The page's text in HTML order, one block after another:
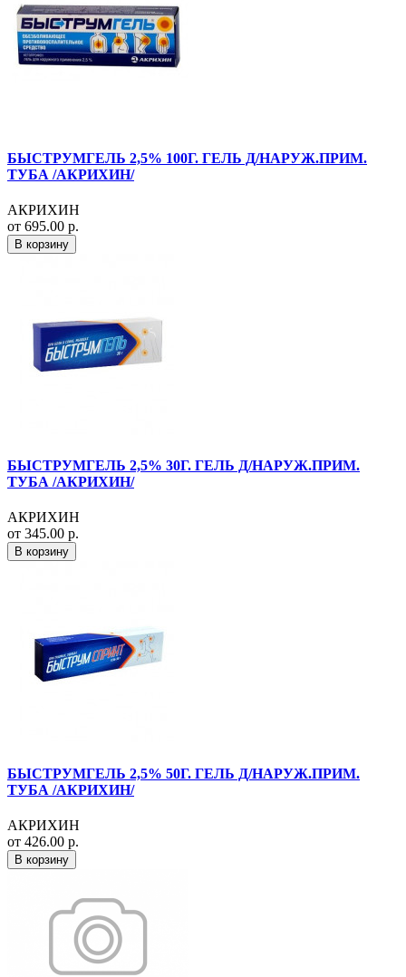
БЫСТРУМГЕЛЬ 2,5% 100Г. ГЕЛЬ Д/НАРУЖ.ПРИМ.
ТУБА /АКРИХИН/
АКРИХИН
от 695.00 р.
В корзину
БЫСТРУМГЕЛЬ 2,5% 30Г. ГЕЛЬ Д/НАРУЖ.ПРИМ.
ТУБА /АКРИХИН/
АКРИХИН
от 345.00 р.
В корзину
БЫСТРУМГЕЛЬ 2,5% 50Г. ГЕЛЬ Д/НАРУЖ.ПРИМ.
ТУБА /АКРИХИН/
АКРИХИН
от 426.00 р.
В корзину